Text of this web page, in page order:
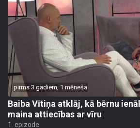
pirms 3 gadiem, 1 mēneša
Baiba Vītiņa atklāj, kā bērnu
maina attiecības ar vīru
1. epizode